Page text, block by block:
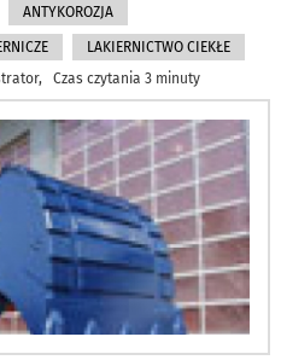
ANTYKOROZJA
LAKIERNICTWO CIEKŁE
Czas czytania 3 minuty